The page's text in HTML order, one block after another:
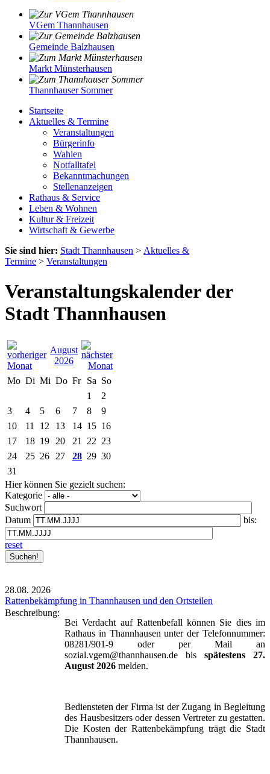
VGem Thannhausen
Gemeinde Balzhausen
Markt Münsterhausen
Thannhauser Sommer
Startseite
Aktuelles & Termine
Veranstaltungen
Bürgerinfo
Wahlen
Notfalltafel
Bekanntmachungen
Stellenanzeigen
Rathaus & Service
Leben & Wohnen
Kultur & Freizeit
Wirtschaft & Gewerbe
Sie sind hier: Stadt Thannhausen > Aktuelles &
Termine > Veranstaltungen
Veranstaltungskalender der
Stadt Thannhausen
August
2026
Mo Di Mi Do Fr Sa So
1
2
3
4 5 6 7 8
9
10
11 12 13 14 15 16
17
18 19 20 21 22 23
24
25 26 27 28 29 30
31
Hier können Sie gezielt suchen:
Kategorie
Suchwort
Datum
bis:
reset
28.08. 2026
Rattenbekämpfung in Thannhausen und den Ortsteilen
Beschreibung:
Bei Verdacht auf Rattenbefall können Sie dies im
Rathaus in Thannhausen unter der Telefonnummer:
08281/901-9 oder per Mail an
sozial.vgem@thannhausen.de bis spätestens 27.
August 2026 melden.
Bediensteten der Firma ist der Zugang in Begleitung
des Hausbesitzers oder dessen Vertreter zu gestatten.
Die Kosten der Rattenbekämpfung trägt die Stadt
Thannhausen.